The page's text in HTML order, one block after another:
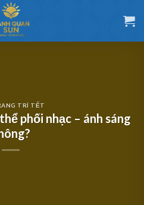
TRÍ TẾT
phối nhạc – ánh sáng